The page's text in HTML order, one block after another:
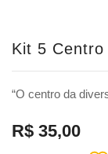
Kit 5 Centro
“O centro da
R$ 35,00